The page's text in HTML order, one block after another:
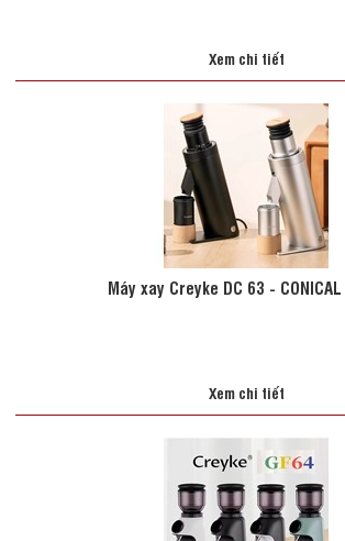
Xem chi tiết
Máy xay Creyke DC 63 - CONICAL
Xem chi tiết